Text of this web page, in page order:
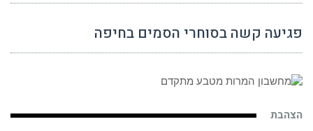
פגיעה קשה בסוחרי הסמים בחיפה
הצהבת